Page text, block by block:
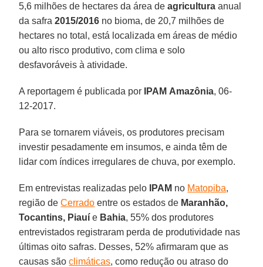
5,6 milhões de hectares da área deagricultura anual
da safra2015/2016 no bioma, de 20,7 milhões de
hectares no total, está localizada em áreas de médio
ou alto risco produtivo, com clima e solo
desfavoráveis à atividade.
A reportagem é publicada por IPAM Amazônia, 06-
12-2017.
Para se tornarem viáveis, os produtores precisam
investir pesadamente em insumos, e ainda têm de
lidar com índices irregulares de chuva, por exemplo.
Em entrevistas realizadas pelo IPAM no Matopiba,
região deCerrado entre os estados de Maranhão,
Tocantins, Piauí e Bahia, 55% dos produtores
entrevistados registraram perda de produtividade nas
últimas oito safras. Desses, 52% afirmaram que as
causas sãoclimáticas, como redução ou atraso do